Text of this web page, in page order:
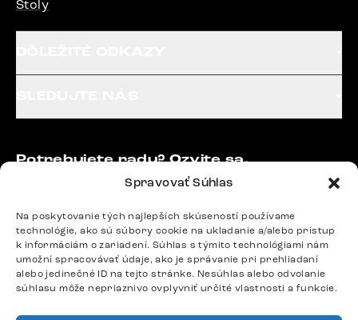
Spravovať Súhlas
Na poskytovanie tých najlepších skúseností používame
technológie, ako sú súbory cookie na ukladanie a/alebo prístup
k informáciám o zariadení. Súhlas s týmito technológiami nám
umožní spracovávať údaje, ako je správanie pri prehliadaní
alebo jedinečné ID na tejto stránke. Nesúhlas alebo odvolanie
súhlasu môže nepriaznivo ovplyvniť určité vlastnosti a funkcie.
Stoly
Potrebujete radu? Ozvite sa.
podpora@delife-shop.sk
Odpovedáme do 24 hodín.
Google recenzie
4,8